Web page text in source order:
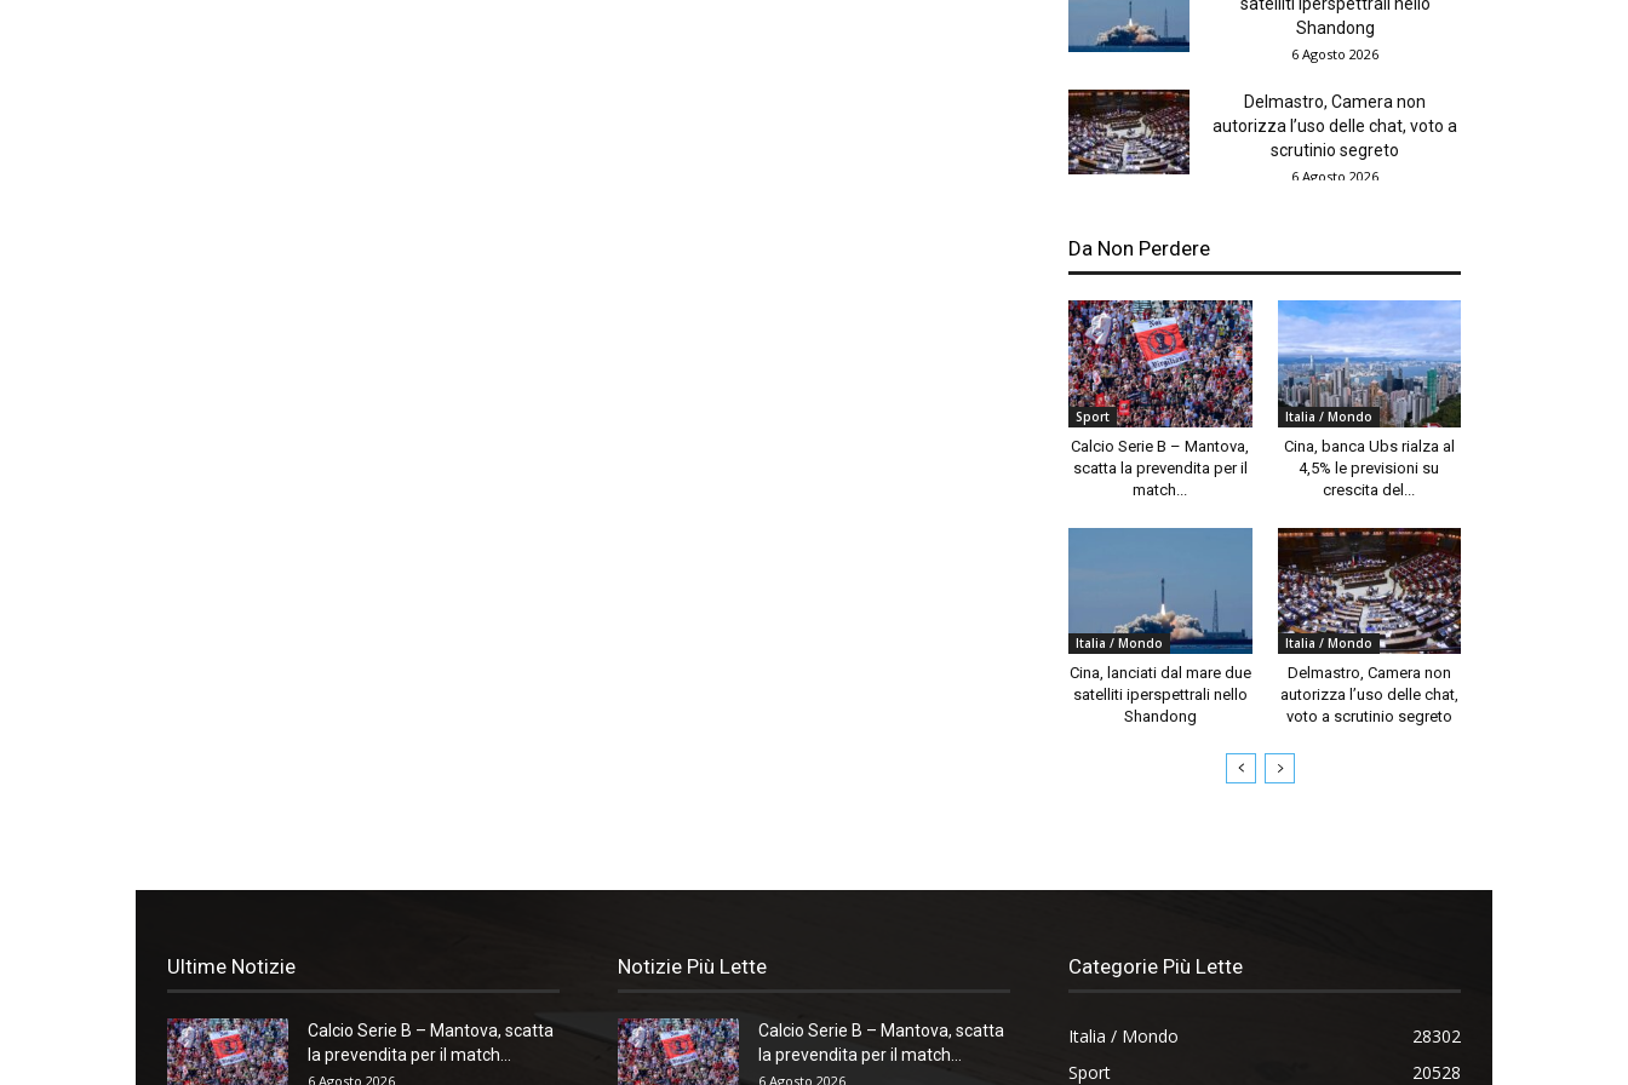
satelliti iperspettrali nello
Shandong
6 Agosto 2026
Delmastro, Camera non
autorizza l’uso delle chat, voto a
scrutinio segreto
6 Agosto 2026
Da Non Perdere
Sport
Calcio Serie B – Mantova,
scatta la prevendita per il
match...
Italia / Mondo
Cina, banca Ubs rialza al
4,5% le previsioni su
crescita del...
Italia / Mondo
Cina, lanciati dal mare due
satelliti iperspettrali nello
Shandong
Italia / Mondo
Delmastro, Camera non
autorizza l’uso delle chat,
voto a scrutinio segreto
Ultime Notizie
Calcio Serie B – Mantova, scatta
la prevendita per il match...
6 Agosto 2026
Notizie Più Lette
Calcio Serie B – Mantova, scatta
la prevendita per il match...
6 Agosto 2026
Categorie Più Lette
Italia / Mondo
28302
Sport
20528